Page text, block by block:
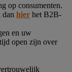
op consumenten.
dan hier het B2B-
en uw
open zijn over